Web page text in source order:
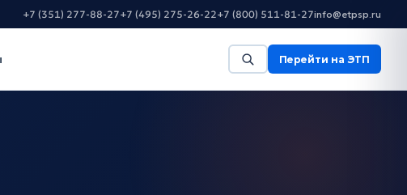
+7 (351) 277-88-27+7 (495) 275-26-22+7 (800) 511-81-27info@etpsp.ru
Перейти на ЭТП